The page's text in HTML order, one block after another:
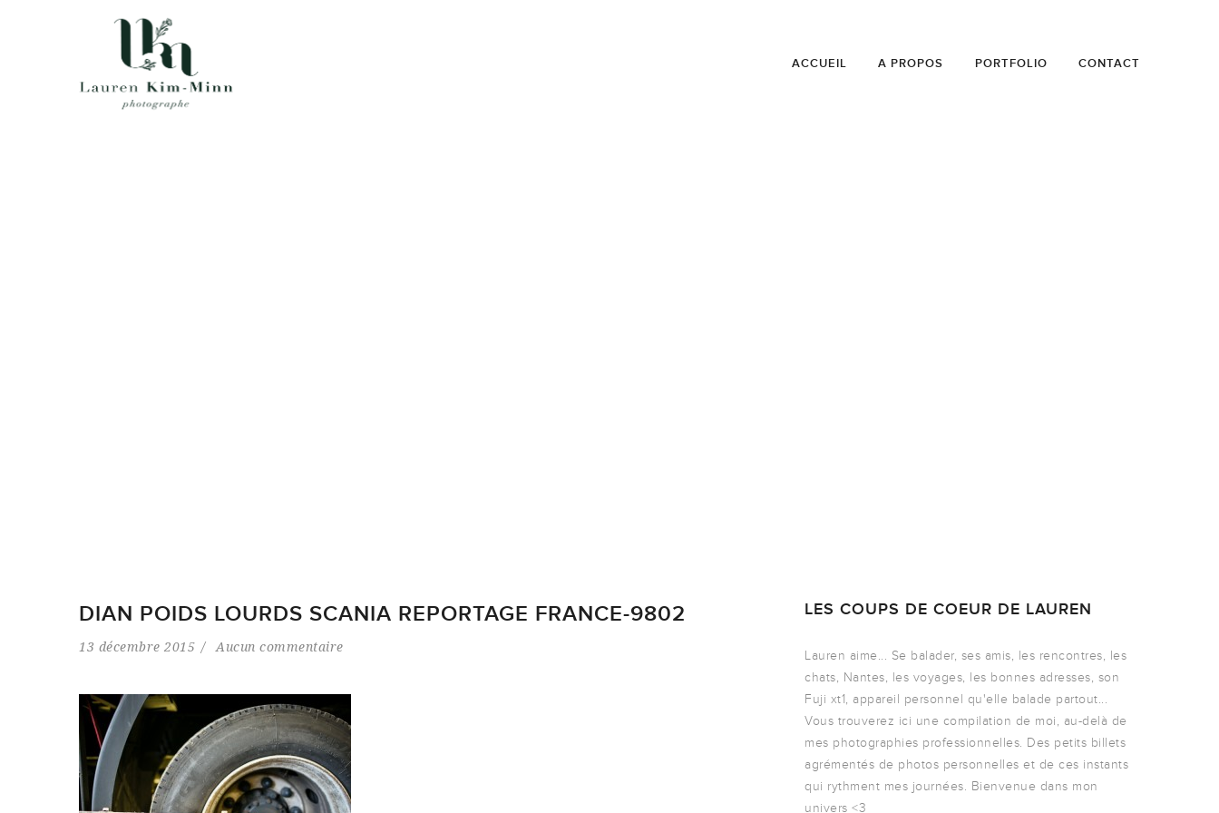
ACCUEIL A PROPOS PORTFOLIO CONTACT
DIAN POIDS LOURDS SCANIA REPORTAGE FRANCE-9802
13 décembre 2015 Aucun commentaire
LES COUPS DE COEUR DE LAUREN
Lauren aime... Se balader, ses amis, les rencontres, les
chats, Nantes, les voyages, les bonnes adresses, son
Fuji xt1, appareil personnel qu'elle balade partout...
Vous trouverez ici une compilation de moi, au-delà de
mes photographies professionnelles. Des petits billets
agrémentés de photos personnelles et de ces instants
qui rythment mes journées. Bienvenue dans mon
univers <3